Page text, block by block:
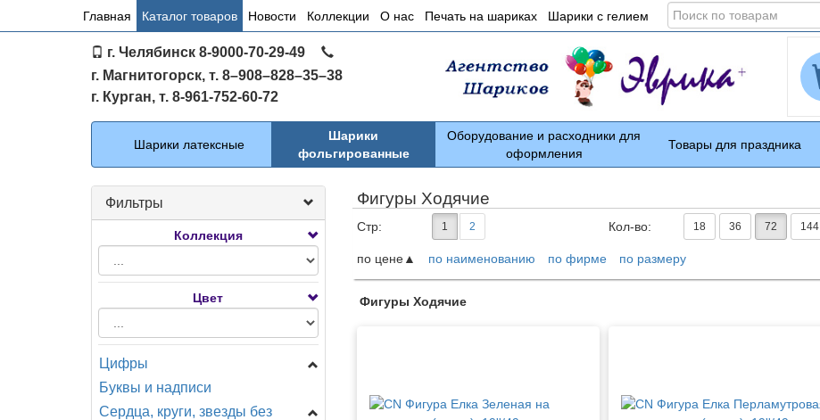
Основное
Главная Каталог товаров Новости Коллекции О нас Печать на шариках Шарики с гелием
Поиск
товарам
г. Челябинск 8-9000-70-29-49
г. Магнитогорск, т. 8–908–828–35–38
г. Курган, т. 8-961-752-60-72
Каталог
Шарики латексные
Шарики
фольгированные
Оборудование и расходники для
оформления
Товары для праздника
Фильтры
Коллекция
Цвет
Цифры
Цифры Мини
Цифры на подставке
Буквы и надписи
Сердца, круги, звезды без
Фигуры Ходячие
Стр: 1 2 Кол-во: 18 36 72 144
по цене по наименованию по фирме по размеру
Товары
Фигуры Ходячие